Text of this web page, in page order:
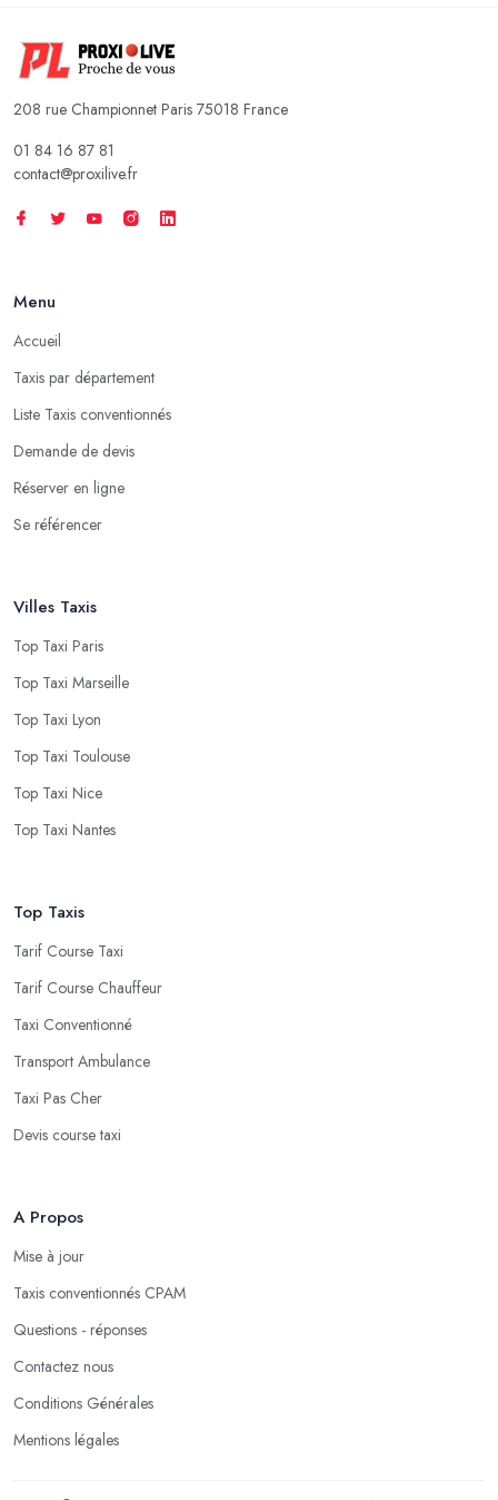
208 rue Championnet Paris 75018 France
01 84 16 87 81
contact@proxilive.fr
Menu
Accueil
Taxis par département
Liste Taxis conventionnés
Demande de devis
Réserver en ligne
Se référencer
Villes Taxis
Top Taxi Paris
Top Taxi Marseille
Top Taxi Lyon
Top Taxi Toulouse
Top Taxi Nice
Top Taxi Nantes
Top Taxis
Tarif Course Taxi
Tarif Course Chauffeur
Taxi Conventionné
Transport Ambulance
Taxi Pas Cher
Devis course taxi
A Propos
Mise à jour
Taxis conventionnés CPAM
Questions - réponses
Contactez nous
Conditions Générales
Mentions légales